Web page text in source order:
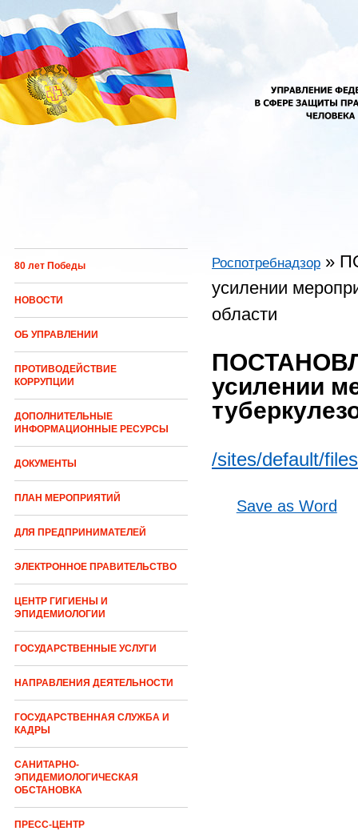
Перейти к основному содержанию
80 лет Победы
НОВОСТИ
ОБ УПРАВЛЕНИИ
ПРОТИВОДЕЙСТВИЕ
КОРРУПЦИИ
ДОПОЛНИТЕЛЬНЫЕ
ИНФОРМАЦИОННЫЕ РЕСУРСЫ
ДОКУМЕНТЫ
ПЛАН МЕРОПРИЯТИЙ
ДЛЯ ПРЕДПРИНИМАТЕЛЕЙ
ЭЛЕКТРОННОЕ ПРАВИТЕЛЬСТВО
ЦЕНТР ГИГИЕНЫ И
ЭПИДЕМИОЛОГИИ
ГОСУДАРСТВЕННЫЕ УСЛУГИ
НАПРАВЛЕНИЯ ДЕЯТЕЛЬНОСТИ
ГОСУДАРСТВЕННАЯ СЛУЖБА И
КАДРЫ
САНИТАРНО-
ЭПИДЕМИОЛОГИЧЕСКАЯ
ОБСТАНОВКА
ПРЕСС-ЦЕНТР
Роспотребнадзор »
усилении
области
усилении
/sites/default/
Save as Word